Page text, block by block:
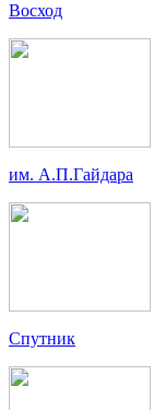
Восход
им. А.П.Гайдара
Спутник